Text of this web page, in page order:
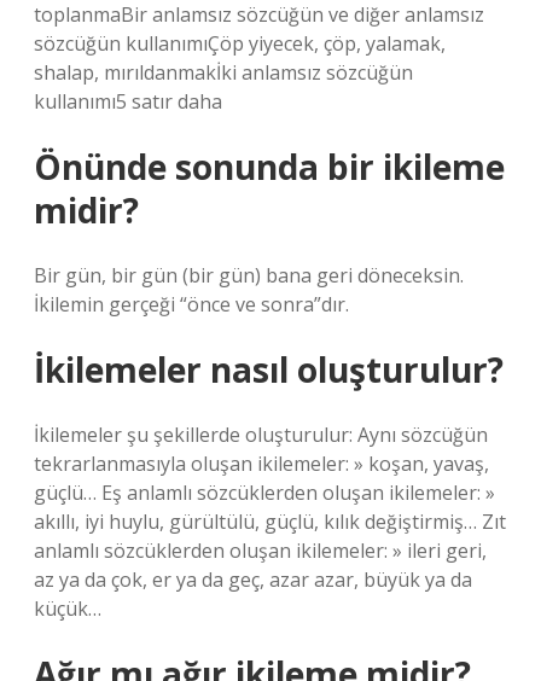
toplanmaBir anlamsız sözcüğün ve diğer anlamsız
sözcüğün kullanımıÇöp yiyecek, çöp, yalamak,
shalap, mırıldanmakİki anlamsız sözcüğün
kullanımı5 satır daha
Önünde sonunda bir ikileme
midir?
Bir gün, bir gün (bir gün) bana geri döneceksin.
İkilemin gerçeği “önce ve sonra”dır.
İkilemeler nasıl oluşturulur?
İkilemeler şu şekillerde oluşturulur: Aynı sözcüğün
tekrarlanmasıyla oluşan ikilemeler: » koşan, yavaş,
güçlü… Eş anlamlı sözcüklerden oluşan ikilemeler: »
akıllı, iyi huylu, gürültülü, güçlü, kılık değiştirmiş… Zıt
anlamlı sözcüklerden oluşan ikilemeler: » ileri geri,
az ya da çok, er ya da geç, azar azar, büyük ya da
küçük…